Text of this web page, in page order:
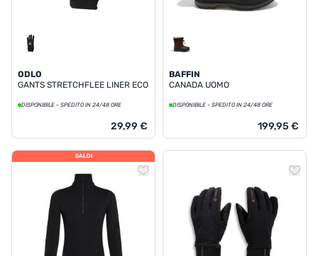
ODLO
GANTS STRETCHFLEE LINER ECO
DISPONIBILE - SPEDITO IN 24/48 ORE
29,99 €
BAFFIN
CANADA UOMO
DISPONIBILE - SPEDITO IN 24/48 ORE
199,95 €
SALDI